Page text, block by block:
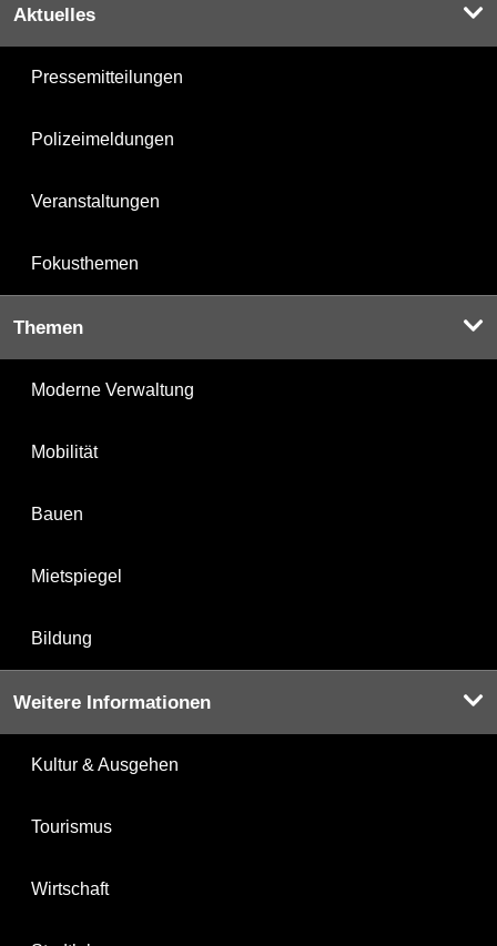
Aktuelles
Pressemitteilungen
Polizeimeldungen
Veranstaltungen
Fokusthemen
Themen
Moderne Verwaltung
Mobilität
Bauen
Mietspiegel
Bildung
Weitere Informationen
Kultur & Ausgehen
Tourismus
Wirtschaft